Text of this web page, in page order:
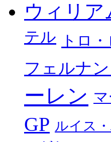
ウィリア
テル トロ
フェルナ
ーレン
GP ルイス